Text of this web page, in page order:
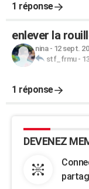
1 réponse
enlever la
nina- 12 sept.
stf_frmu-
1 réponse
DEVENEZ